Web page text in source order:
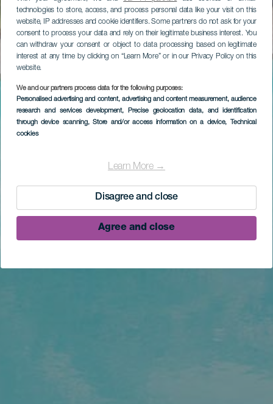
technologies to store, access, and process personal data like your visit on this
website, IP addresses and cookie identifiers. Some partners do not ask for your
consent to process your data and rely on their legitimate business interest. You
can withdraw your consent or object to data processing based on legitimate
interest at any time by clicking on “Learn More” or in our Privacy Policy on this
website.
We and our partners process data for the following purposes:
Personalised advertising and content, advertising and content measurement, audience
research and services development, Precise geolocation data, and identification
through device scanning, Store and/or access information on a device, Technical
cookies
Learn More →
Disagree and close
Agree and close